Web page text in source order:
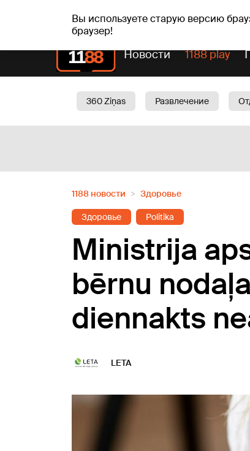
Вы используете старую версию
браузер!
вс, 09.08.2026. +22°C Genoveva,
Новости 1188 play
360 Ziņas Развлечение
1188 новости Здоровье
Здоровье Politika
Ministrija
bērnu
diennakts
LETA